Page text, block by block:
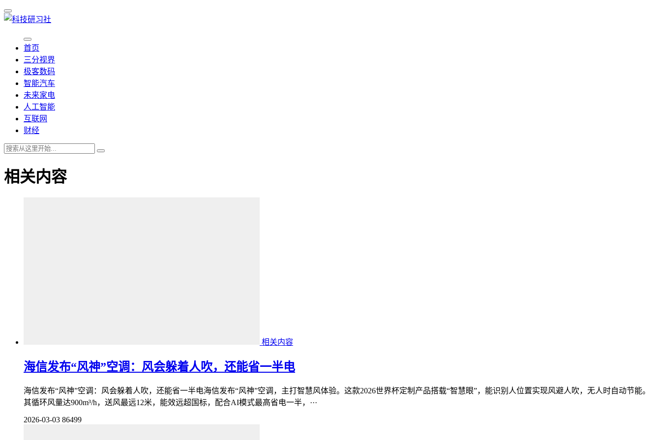
首页
三分视界
极客数码
智能汽车
未来家电
人工智能
互联网
财经
相关内容
相关内容
海信发布“风神”空调：风会躲着人吹，还能省一半电
海信发布“风神”空调：风会躲着人吹，还能省一半电海信发布“风神”空调，主打智慧风体验。这款2026世界杯定制产品搭载“智慧眼”，能识别人位置实现风避人吹，无人时自动节能。
其循环风量达900m³/h，送风最远12米，能效远超国标，配合AI模式最高省电一半，···
2026-03-03 86499